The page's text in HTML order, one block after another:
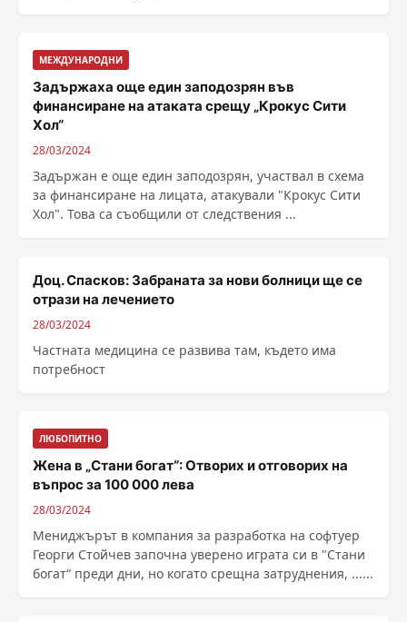
МЕЖДУНАРОДНИ
Задържаха още един заподозрян във
финансиране на атаката срещу „Крокус Сити
Хол“
28/03/2024
Задържан е още един заподозрян, участвал в схема
за финансиране на лицата, атакували "Крокус Сити
Хол". Това са съобщили от следствения ...
Доц. Спасков: Забраната за нови болници ще се
отрази на лечението
28/03/2024
Частната медицина се развива там, където има
потребност
ЛЮБОПИТНО
Жена в „Стани богат“: Отворих и отговорих на
въпрос за 100 000 лева
28/03/2024
Мениджърът в компания за разработка на софтуер
Георги Стойчев започна уверено играта си в "Стани
богат“ преди дни, но когато срещна затруднения, ......